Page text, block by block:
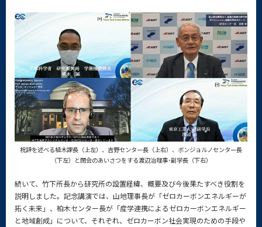
祝辞を述べる植木課長（上左）、吉野センター長（上右）、ボンジョルノセンター長
（下左）と閉会のあいさつをする渡辺治理事･副学長（下右）
続いて、竹下所長から研究所の設置経緯、概要及び今後果たすべき役割を
説明しました。記念講演では、山地理事長が「ゼロカーボンエネルギーが
拓く未来」、柏木センター長が「産学連携によるゼロカーボンエネルギー
と地域創成」について、それぞれ、ゼロカーボン社会実現のための手段や